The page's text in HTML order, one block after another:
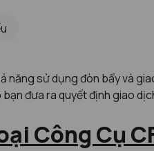
năng sử dụng đòn bẩy và
đưa ra quyết định giao
Công Cụ